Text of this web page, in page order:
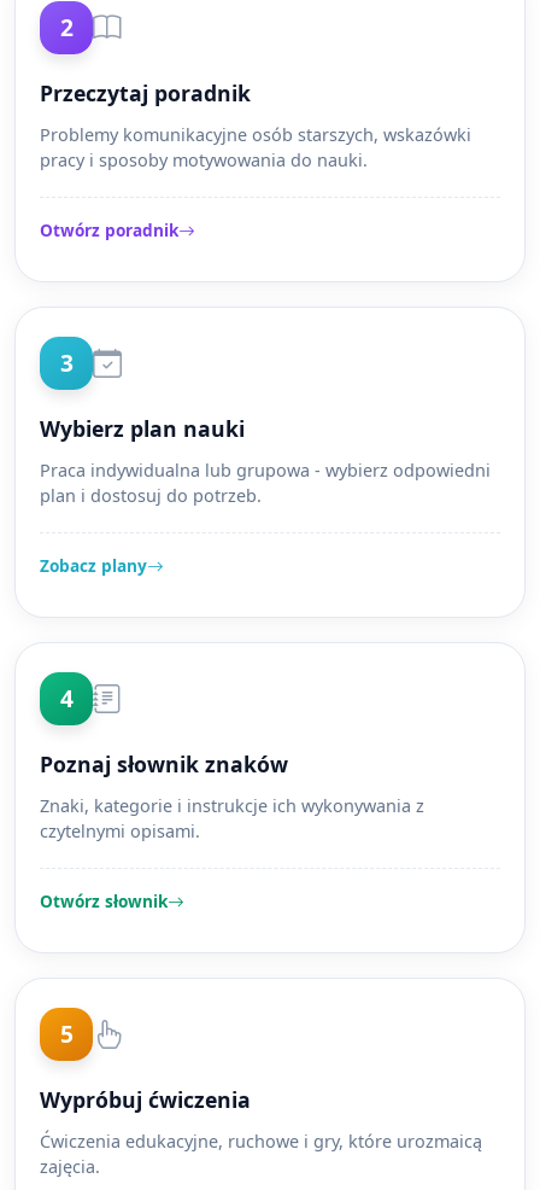
2
Przeczytaj poradnik
Problemy komunikacyjne osób starszych, wskazówki
pracy i sposoby motywowania do nauki.
Otwórz poradnik
3
Wybierz plan nauki
Praca indywidualna lub grupowa - wybierz odpowiedni
plan i dostosuj do potrzeb.
Zobacz plany
4
Poznaj słownik znaków
Znaki, kategorie i instrukcje ich wykonywania z
czytelnymi opisami.
Otwórz słownik
5
Wypróbuj ćwiczenia
Ćwiczenia edukacyjne, ruchowe i gry, które urozmaicą
zajęcia.